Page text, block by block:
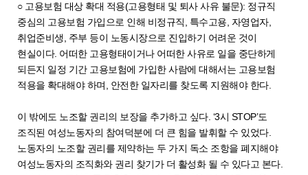
○ 고용보험 대상 확대 적용(고용형태 및 퇴사 사유 불문): 정규직
중심의 고용보험 가입으로 인해 비정규직, 특수고용, 자영업자,
취업준비생, 주부 등이 노동시장으로 진입하기 어려운 것이
현실이다. 어떠한 고용형태이거나 어떠한 사유로 일을 중단하게
되든지 일정 기간 고용보험에 가입한 사람에 대해서는 고용보험
적용을 확대해야 하며, 안전한 일자리를 찾도록 지원해야 한다.
이 밖에도 노조할 권리의 보장을 추가하고 싶다. ‘3시 STOP’도
조직된 여성노동자의 참여덕분에 더 큰 힘을 발휘할 수 있었다.
노동자의 노조할 권리를 제약하는 두 가지 독소 조항을 폐지해야
여성노동자의 조직화와 권리 찾기가 더 활성화 될 수 있다고 본다.